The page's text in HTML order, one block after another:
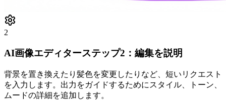
2
AI画像エディターステップ2：編集を説明
背景を置き換えたり髪色を変更したりなど、短いリクエスト
を入力します。出力をガイドするためにスタイル、トーン、
ムードの詳細を追加します。